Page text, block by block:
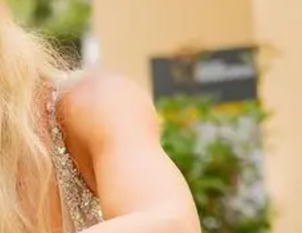
TikTok
auf YouTube